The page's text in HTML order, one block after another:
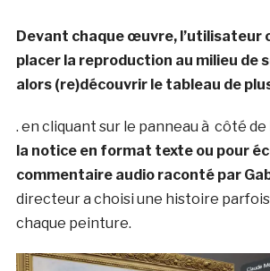
Devant chaque œuvre, l’utilisateur
placer la reproduction au milieu de
alors (re)découvrir le tableau de
. en cliquant sur le panneau à côté de
la notice en format texte ou pour
commentaire audio raconté par
directeur a choisi une histoire
chaque peinture.